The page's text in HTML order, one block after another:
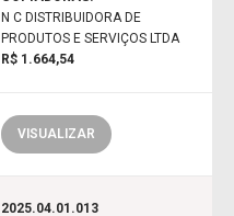
N C DISTRIBUIDORA DE
PRODUTOS E SERVIÇOS LTDA
R$ 1.664,54
VISUALIZAR
2025.04.01.013